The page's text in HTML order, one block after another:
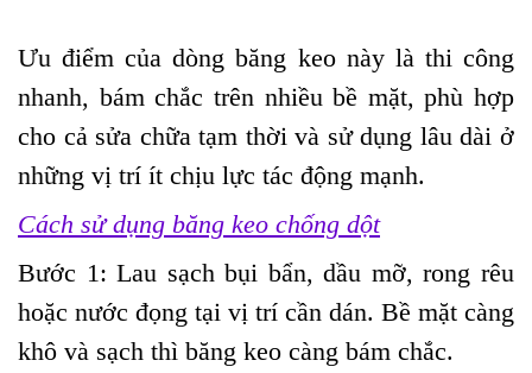
Ưu điểm của dòng băng keo này là thi công
nhanh, bám chắc trên nhiều bề mặt, phù hợp
cho cả sửa chữa tạm thời và sử dụng lâu dài ở
những vị trí ít chịu lực tác động mạnh.
Cách sử dụng băng keo chống dột
Bước 1: Lau sạch bụi bẩn, dầu mỡ, rong rêu
hoặc nước đọng tại vị trí cần dán. Bề mặt càng
khô và sạch thì băng keo càng bám chắc.